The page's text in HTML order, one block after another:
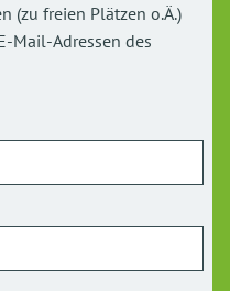
(zu freien Plätzen o.Ä.)
Mail-Adressen des